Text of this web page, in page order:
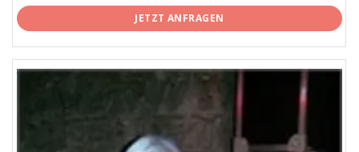
JETZT ANFRAGEN